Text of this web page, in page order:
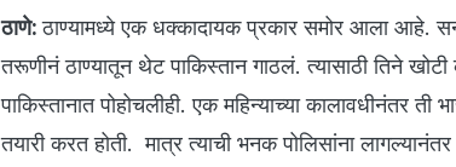
ठाणे: ठाण्यामध्ये एक धक्कादायक प्रकार समोर आला आहे.
तरूणीनं ठाण्यातून थेट पाकिस्तान गाठलं. त्यासाठी तिने खोटी
पाकिस्तानात पोहोचलीही. एक महिन्याच्या कालावधीनंतर ती
तयारी करत होती. मात्र त्याची भनक पोलिसांना